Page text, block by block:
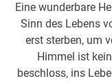
Eine wunderbare
Sinn des Lebens
erst sterben, um
Himmel ist
beschloss, ins